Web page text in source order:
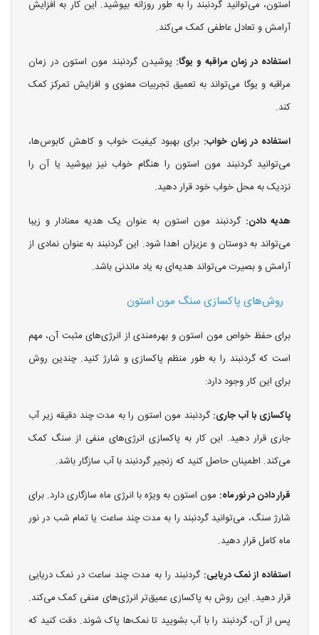
استون، می‌توانید گردنبند را به طور روزانه بپوشید. این کار به افزایش
آرامش و تعادل عاطفی کمک می‌کند.
استفاده در زمان مراقبه و یوگا: پوشیدن گردنبند مون استون در زمان
مراقبه و یوگا می‌تواند به تعمیق تجربیات معنوی و افزایش تمرکز کمک
کند.
استفاده در زمان خواب: برای بهبود کیفیت خواب و کاهش کابوس‌ها،
می‌توانید گردنبند مون استون را هنگام خواب نیز بپوشید یا آن را
نزدیک به محل خواب خود قرار دهید.
هدیه دادن: گردنبند مون استون به عنوان یک هدیه معنادار و زیبا
می‌تواند به دوستان و عزیزان اهدا شود. این گردنبند به عنوان نمادی از
آرامش و بصیرت می‌تواند هدیه‌ای به یاد ماندنی باشد.
روش‌های پاکسازی سنگ مون استون
برای حفظ خواص مون استون و بهره‌مندی از انرژی‌های مثبت آن، مهم
است که گردنبند را به طور منظم پاکسازی و شارژ کنید. چندین روش
برای این کار وجود دارد:
پاکسازی با آب جاری: گردنبند مون استون را به مدت چند دقیقه زیر آب
جاری قرار دهید. این کار به پاکسازی انرژی‌های منفی از سنگ کمک
می‌کند. اطمینان حاصل کنید که زنجیر گردنبند با آب سازگار باشد.
قرار دادن در نور ماه: مون استون به ویژه با انرژی ماه سازگاری دارد. برای
شارژ سنگ، می‌توانید گردنبند را به مدت چند ساعت یا تمام شب در نور
ماه کامل قرار دهید.
استفاده از نمک دریایی: گردنبند را به مدت چند ساعت در نمک دریایی
قرار دهید. این روش به پاکسازی عمیق‌تر انرژی‌های منفی کمک می‌کند.
پس از آن، گردنبند را با آب بشویید تا نمک‌ها پاک شوند. دقت کنید که